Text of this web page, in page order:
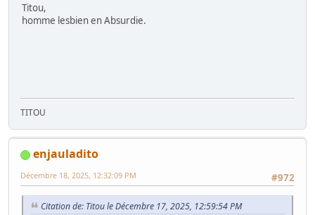
Titou,
homme lesbien en Absurdie.
TITOU
enjauladito
#972
Décembre 18, 2025, 12:32:09 PM
Citation de: Titou le Décembre 17, 2025, 12:59:54 PM